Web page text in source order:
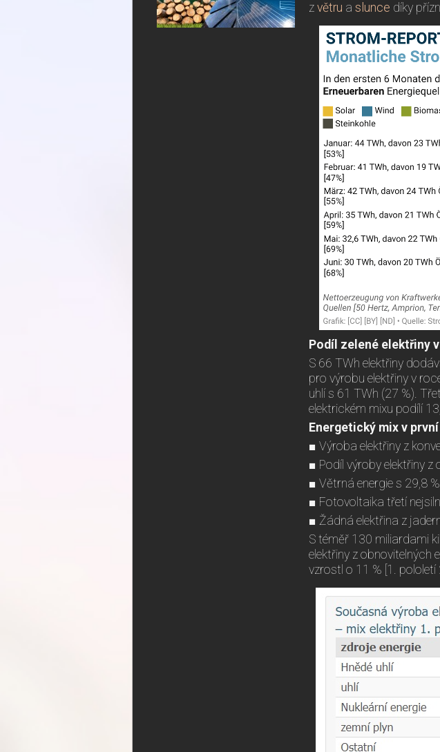
z větru a slunce díky
Podíl zelené elektřiny
S 66 TWh elektřiny
pro výrobu elektřiny v
uhlí s 61 TWh (27 %).
elektrickém mixu podílí
Energetický mix v
■ Výroba elektřiny z
■ Podíl výroby elektřiny z
■ Větrná energie s 29,8
■ Fotovoltaika třetí
■ Žádná elektřina z
S téměř 130 miliardami
elektřiny z obnovitelných
vzrostl o 11 % [1. pololetí